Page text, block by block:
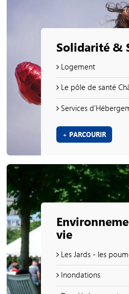
Solidarité &
Logement
Le pôle de santé
Services
+ PARCOURIR
vie
Les Jards - les
Inondations